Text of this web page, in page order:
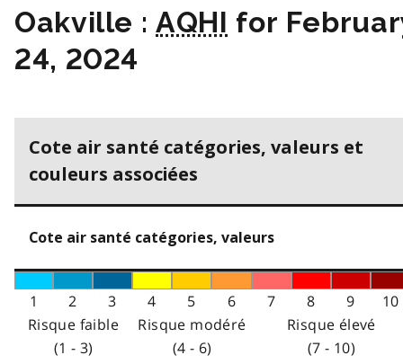
Oakville :AQHI for
24, 2024
Cote air santé catégories, valeurs et
couleurs associées
Cote air santé catégories, valeurs
1 2 3 4 5 6 7 8 9
10
Risque faible
(1 - 3)
Risque modéré
(4 - 6)
Risque élevé
(7 - 10)